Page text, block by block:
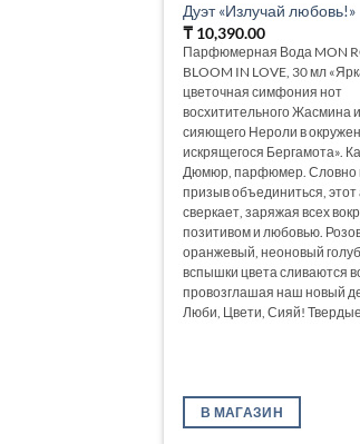
Дуэт «Излучай любовь!»
₸ 10,390.00
Парфюмерная Вода MON
BLOOM IN LOVE, 30 мл
цветочная симфония нот
восхитительного Жасмина и
сияющего Нероли в
искрящегося Бергамота».
Дюмюр, парфюмер. Словно
призыв объединиться,
сверкает, заряжая всех
позитивом и любовью.
оранжевый, неоновый
вспышки цвета сливаются
провозглашая наш новый
Люби, Цвети, Сияй!
В МАГАЗИН